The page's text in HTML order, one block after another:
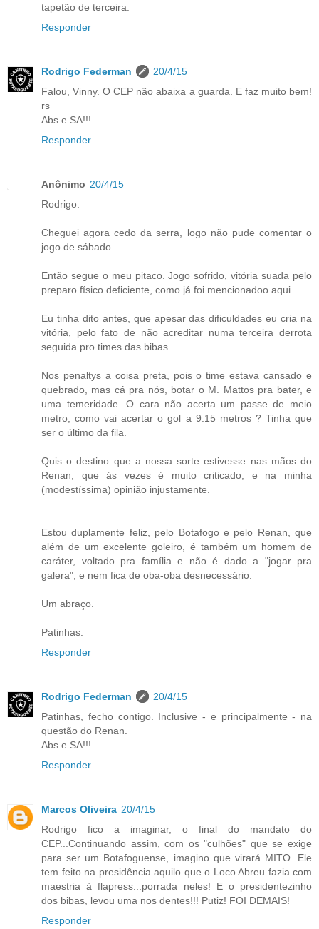
tapetão de terceira.
Responder
Rodrigo Federman
20/4/15
Falou, Vinny. O CEP não abaixa a guarda. E faz muito bem!
rs
Abs e SA!!!
Responder
Anônimo 20/4/15
Rodrigo.
Cheguei agora cedo da serra, logo não pude comentar o
jogo de sábado.
Então segue o meu pitaco. Jogo sofrido, vitória suada pelo
preparo físico deficiente, como já foi mencionadoo aqui.
Eu tinha dito antes, que apesar das dificuldades eu cria na
vitória, pelo fato de não acreditar numa terceira derrota
seguida pro times das bibas.
Nos penaltys a coisa preta, pois o time estava cansado e
quebrado, mas cá pra nós, botar o M. Mattos pra bater, e
uma temeridade. O cara não acerta um passe de meio
metro, como vai acertar o gol a 9.15 metros ? Tinha que
ser o último da fila.
Quis o destino que a nossa sorte estivesse nas mãos do
Renan, que ás vezes é muito criticado, e na minha
(modestíssima) opinião injustamente.
Estou duplamente feliz, pelo Botafogo e pelo Renan, que
além de um excelente goleiro, é também um homem de
caráter, voltado pra família e não é dado a "jogar pra
galera", e nem fica de oba-oba desnecessário.
Um abraço.
Patinhas.
Responder
Rodrigo Federman
20/4/15
Patinhas, fecho contigo. Inclusive - e principalmente - na
questão do Renan.
Abs e SA!!!
Responder
Marcos Oliveira 20/4/15
Rodrigo fico a imaginar, o final do mandato do
CEP...Continuando assim, com os "culhões" que se exige
para ser um Botafoguense, imagino que virará MITO. Ele
tem feito na presidência aquilo que o Loco Abreu fazia com
maestria à flapress...porrada neles! E o presidentezinho
dos bibas, levou uma nos dentes!!! Putiz! FOI DEMAIS!
Responder